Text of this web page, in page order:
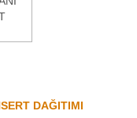
DAĞITIMI